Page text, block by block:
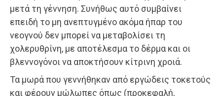
μετά τη γέννηση. Συνήθως αυτό συμβαίνει
επειδή το μη ανεπτυγμένο ακόμα ήπαρ του
νεογνού δεν μπορεί να μεταβολίσει τη
χολερυθρίνη, με αποτέλεσμα το δέρμα και οι
βλεννογόνοι να αποκτήσουν κίτρινη χροιά.
Τα μωρά που γεννήθηκαν από εργώδεις τοκετούς
και φέρουν μώλωπες όπως (προκεφαλή,